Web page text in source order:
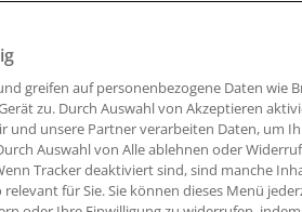
ist gescheitert. Aus
Anlauf. Ärztevertreter sprechen
der Bürger.
greifen auf personenbezogene Daten wie
zu. Durch Auswahl von Akzeptieren
und unsere Partner verarbeiten Daten, um
Auswahl von Alle ablehnen oder
Tracker deaktiviert sind, sind manche
für Sie. Sie können dieses Menü